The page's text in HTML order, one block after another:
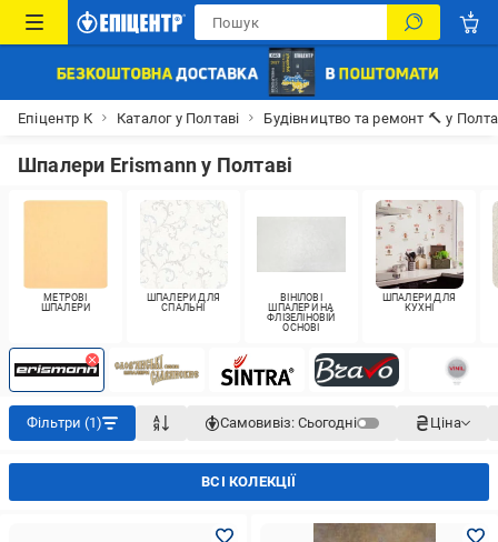
Епіцентр К Каталог у Полтаві Будівництво та ремонт 🔨 у
Шпалери Erismann у Полтаві
МЕТРОВІ
ШПАЛЕРИ
ШПАЛЕРИ ДЛЯ
СПАЛЬНІ
ВІНІЛОВІ
ШПАЛЕРИ НА
ФЛІЗЕЛІНОВІЙ
ОСНОВІ
ШПАЛЕРИ ДЛЯ
КУХНІ
Фільтри (1) Самовивіз: Сьогодні Ціна
ВСІ КОЛЕКЦІЇ